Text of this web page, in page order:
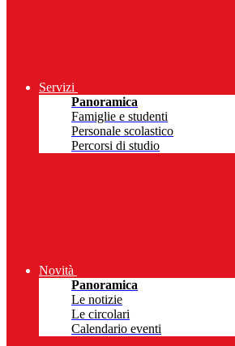
Servizi
Panoramica
Famiglie e studenti
Personale scolastico
Percorsi di studio
Novità
Panoramica
Le notizie
Le circolari
Calendario eventi